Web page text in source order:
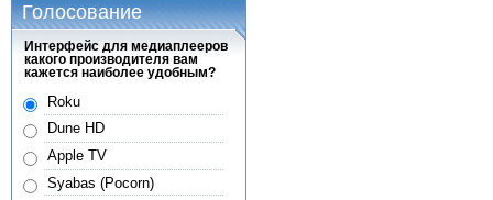
Голосование
Интерфейс для медиаплееров
какого производителя вам
кажется наиболее удобным?
Roku
Dune HD
Apple TV
Syabas (Pocorn)